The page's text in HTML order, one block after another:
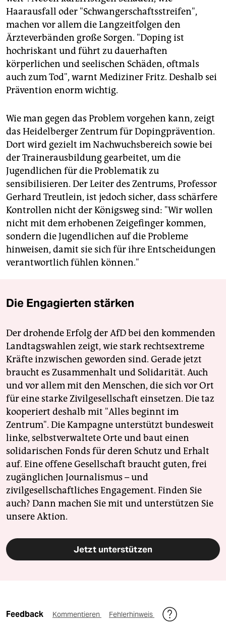
Haarausfall oder "Schwangerschaftsstreifen",
machen vor allem die Langzeitfolgen den
Ärzteverbänden große Sorgen. "Doping ist
hochriskant und führt zu dauerhaften
körperlichen und seelischen Schäden, oftmals
auch zum Tod", warnt Mediziner Fritz. Deshalb sei
Prävention enorm wichtig.
Wie man gegen das Problem vorgehen kann, zeigt
das Heidelberger Zentrum für Dopingprävention.
Dort wird gezielt im Nachwuchsbereich sowie bei
der Trainerausbildung gearbeitet, um die
Jugendlichen für die Problematik zu
sensibilisieren. Der Leiter des Zentrums, Professor
Gerhard Treutlein, ist jedoch sicher, dass schärfere
Kontrollen nicht der Königsweg sind: "Wir wollen
nicht mit dem erhobenen Zeigefinger kommen,
sondern die Jugendlichen auf die Probleme
hinweisen, damit sie sich für ihre Entscheidungen
verantwortlich fühlen können."
Die Engagierten stärken
Der drohende Erfolg der AfD bei den kommenden
Landtagswahlen zeigt, wie stark rechtsextreme
Kräfte inzwischen geworden sind. Gerade jetzt
braucht es Zusammenhalt und Solidarität. Auch
und vor allem mit den Menschen, die sich vor Ort
für eine starke Zivilgesellschaft einsetzen. Die taz
kooperiert deshalb mit "Alles beginnt im
Zentrum". Die Kampagne unterstützt bundesweit
linke, selbstverwaltete Orte und baut einen
solidarischen Fonds für deren Schutz und Erhalt
auf. Eine offene Gesellschaft braucht guten, frei
zugänglichen Journalismus – und
zivilgesellschaftliches Engagement. Finden Sie
auch? Dann machen Sie mit und unterstützen Sie
unsere Aktion.
Jetzt unterstützen
Feedback Kommentieren Fehlerhinweis